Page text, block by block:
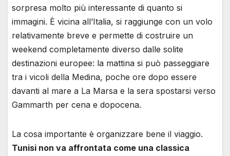
sorpresa molto più interessante di quanto si
immagini. È vicina all’Italia, si raggiunge con un volo
relativamente breve e permette di costruire un
weekend completamente diverso dalle solite
destinazioni europee: la mattina si può passeggiare
tra i vicoli della Medina, poche ore dopo essere
davanti al mare a La Marsa e la sera spostarsi verso
Gammarth per cena e dopocena.
La cosa importante è organizzare bene il viaggio.
Tunisi non va affrontata come una classica